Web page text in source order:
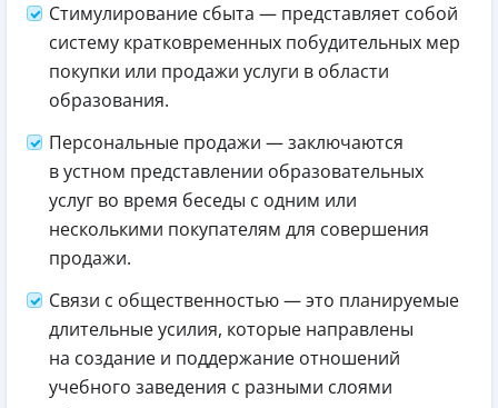
Стимулирование сбыта — представляет собой
систему кратковременных побудительных мер
покупки или продажи услуги в области
образования.
Персональные продажи — заключаются
в устном представлении образовательных
услуг во время беседы с одним или
несколькими покупателям для совершения
продажи.
Связи с общественностью — это планируемые
длительные усилия, которые направлены
на создание и поддержание отношений
учебного заведения с разными слоями